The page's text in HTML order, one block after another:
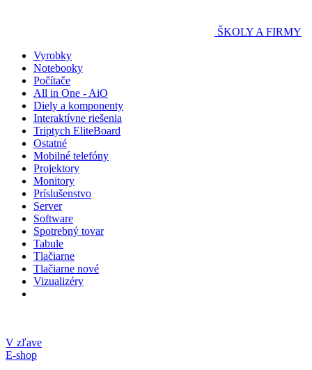
ŠKOLY A FIRMY
Vyrobky
Notebooky
Počítače
All in One - AiO
Diely a komponenty
Interaktívne riešenia
Triptych EliteBoard
Ostatné
Mobilné telefóny
Projektory
Monitory
Príslušenstvo
Server
Software
Spotrebný tovar
Tabule
Tlačiarne
Tlačiarne nové
Vizualizéry
V zľave
E-shop